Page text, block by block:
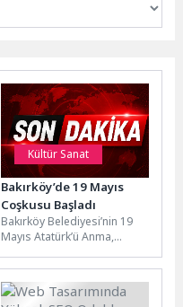
Kültür Sanat
Bakırköy’de 19 Mayıs
Coşkusu Başladı
Bakırköy Belediyesi’nin 19
Mayıs Atatürk’ü Anma,
kapsamında düzenlediği
etkinlikler coşkuyla başladı....